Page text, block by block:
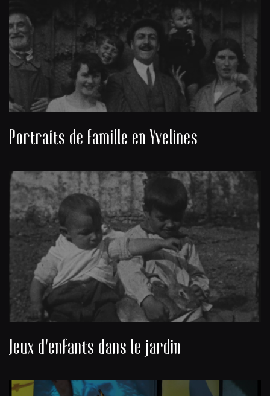
Portraits de famille en Yvelines
Jeux d'enfants dans le jardin